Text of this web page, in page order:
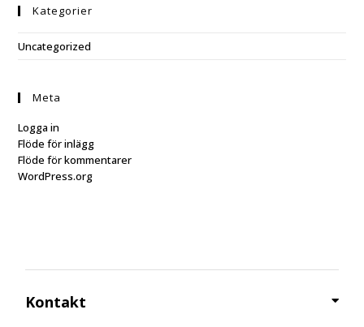
Kategorier
Uncategorized
Meta
Logga in
Flöde för inlägg
Flöde för kommentarer
WordPress.org
Kontakt